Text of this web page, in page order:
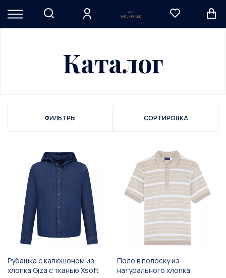
Каталог
ФИЛЬТРЫ СОРТИРОВКА
Рубашка с капюшоном из
хлопка Giza с тканью Xsoft
Поло в полоску из
натурального хлопка